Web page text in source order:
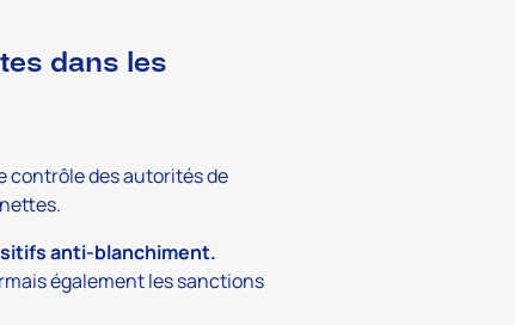
dans les
contrôle des autorités de
anti-blanchiment.
également les sanctions